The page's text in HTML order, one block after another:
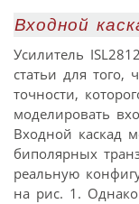
Входной
Усилитель
статьи для того,
точности,
моделировать
Входной каскад
биполярных
реальную
на рис. 1. Однако